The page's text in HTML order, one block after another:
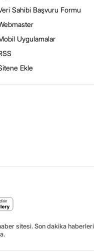
Sahibi Başvuru Formu
Uygulamalar
Ekle
sitesi. Son dakika haberleri